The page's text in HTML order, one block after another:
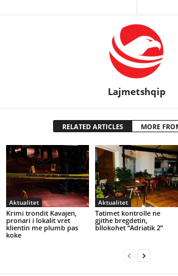
Lajmetshqip
RELATED ARTICLES MORE
Aktualitet
Krimi trondit Kavajen,
pronari i lokalit vret
klientin me plumb pas
koke
Aktualitet
Tatimet kontrolle ne
gjithe bregdetin,
bllokohet “Adriatik 2”